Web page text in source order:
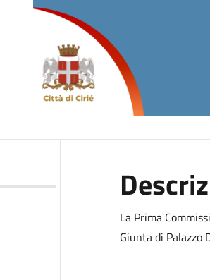
La Prima
Giunta di Palazzo